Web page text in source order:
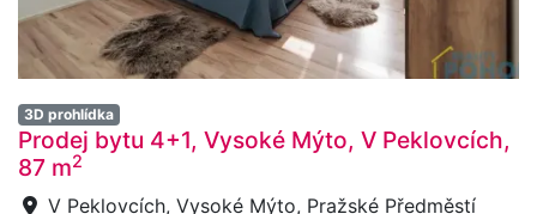
3D prohlídka
Prodej bytu 4+1, Vysoké Mýto, V Peklovcích,
87 m2
V Peklovcích, Vysoké Mýto, Pražské Předměstí